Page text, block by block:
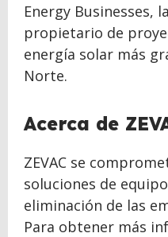
Energy Businesses,
propietario de
energía solar más
Norte.
Acerca de
ZEVAC se
soluciones de
eliminación de las
Para obtener más